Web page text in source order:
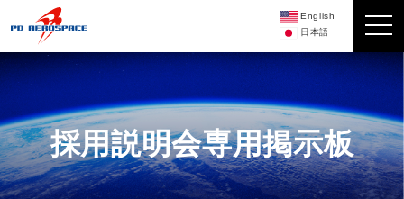
English
日本語
採用説明会専用掲示板